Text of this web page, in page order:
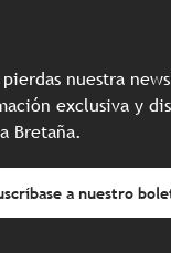
pierdas nuestra
exclusiva y
Bretaña.
a nuestro